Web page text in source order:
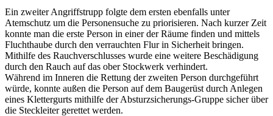
Ein zweiter Angriffstrupp folgte dem ersten ebenfalls unter
Atemschutz um die Personensuche zu priorisieren. Nach kurzer Zeit
konnte man die erste Person in einer der Räume finden und mittels
Fluchthaube durch den verrauchten Flur in Sicherheit bringen.
Mithilfe des Rauchverschlusses wurde eine weitere Beschädigung
durch den Rauch auf das ober Stockwerk verhindert.
Während im Inneren die Rettung der zweiten Person durchgeführt
würde, konnte außen die Person auf dem Baugerüst durch Anlegen
eines Klettergurts mithilfe der Absturzsicherungs-Gruppe sicher über
die Steckleiter gerettet werden.